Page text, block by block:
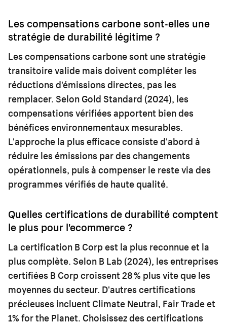
Les compensations carbone sont-elles une
stratégie de durabilité légitime ?
Les compensations carbone sont une stratégie
transitoire valide mais doivent compléter les
réductions d'émissions directes, pas les
remplacer. Selon Gold Standard (2024), les
compensations vérifiées apportent bien des
bénéfices environnementaux mesurables.
L'approche la plus efficace consiste d'abord à
réduire les émissions par des changements
opérationnels, puis à compenser le reste via des
programmes vérifiés de haute qualité.
Quelles certifications de durabilité comptent
le plus pour l'ecommerce ?
La certification B Corp est la plus reconnue et la
plus complète. Selon B Lab (2024), les entreprises
certifiées B Corp croissent 28 % plus vite que les
moyennes du secteur. D'autres certifications
précieuses incluent Climate Neutral, Fair Trade et
1% for the Planet. Choisissez des certifications